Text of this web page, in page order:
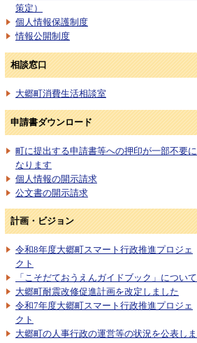
策定）
個人情報保護制度
情報公開制度
相談窓口
大郷町消費生活相談室
申請書ダウンロード
町に提出する申請書等への押印が一部不要に
なります
個人情報の開示請求
公文書の開示請求
計画・ビジョン
令和8年度大郷町スマート行政推進プロジェ
クト
「こそだておうえんガイドブック」について
大郷町耐震改修促進計画を改定しました
令和7年度大郷町スマート行政推進プロジェ
クト
大郷町の人事行政の運営等の状況を公表しま